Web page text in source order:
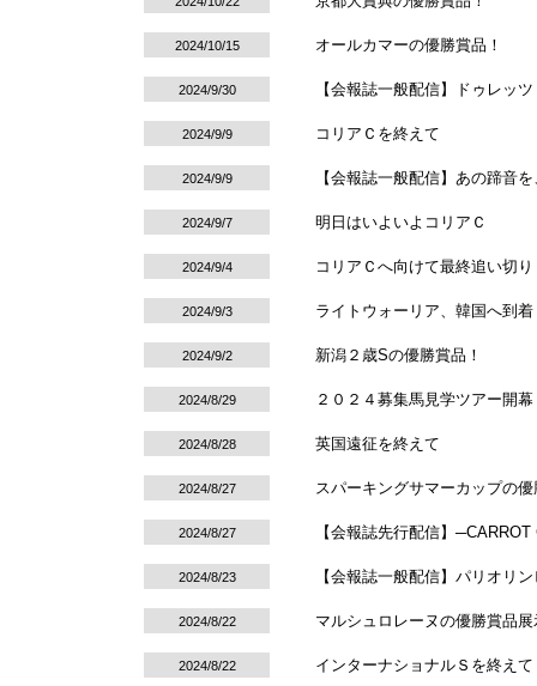
2024/10/15 オールカマーの優勝賞品！
2024/9/30 【会報誌一般配信】ドゥレッ
2024/9/9 コリアＣを終えて
2024/9/9 【会報誌一般配信】あの蹄
2024/9/7 明日はいよいよコリアＣ
2024/9/4 コリアＣへ向けて最終追い切り
2024/9/3 ライトウォーリア、韓国へ到着
2024/9/2 新潟２歳Sの優勝賞品！
2024/8/29 ２０２４募集馬見学ツアー開幕
2024/8/28 英国遠征を終えて
2024/8/27 スパーキングサマーカップの
2024/8/27 【会報誌先行配信】
2024/8/23 【会報誌一般配信】パリオリ
2024/8/22 マルシュロレーヌの優勝賞品
2024/8/22 インターナショナルＳを終えて